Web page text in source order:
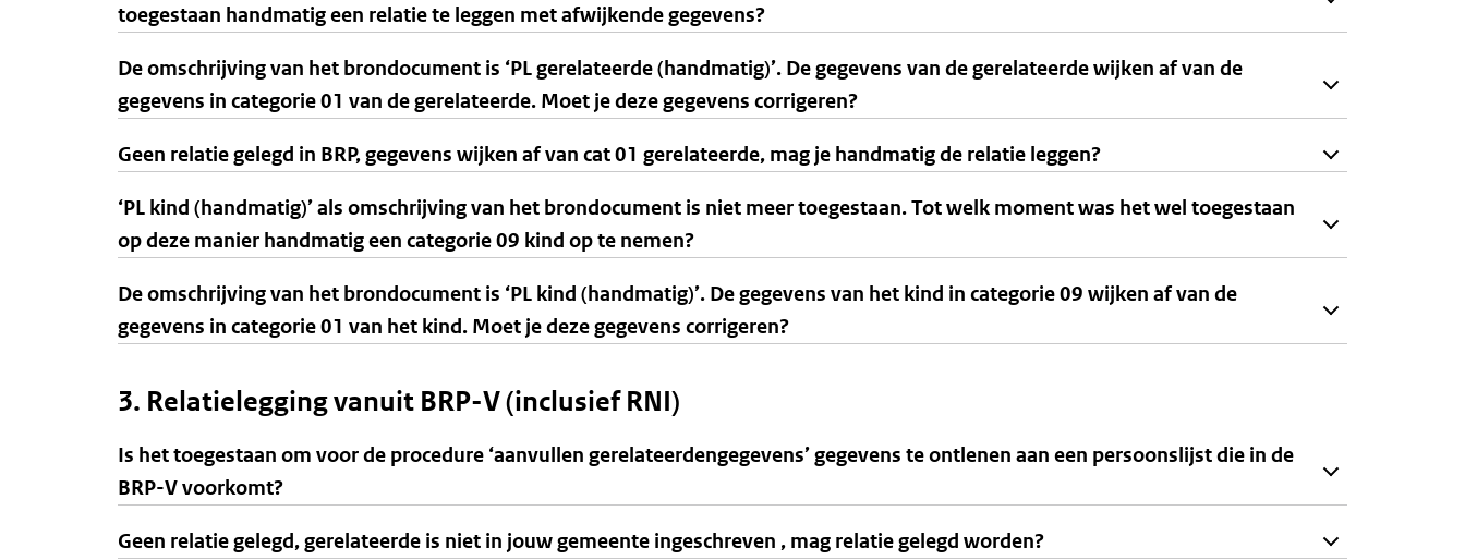
toegestaan handmatig een relatie te leggen met afwijkende gegevens?
De omschrijving van het brondocument is ‘PL gerelateerde (handmatig)’. De gegevens van de gerelateerde wijken af van de
gegevens in categorie 01 van de gerelateerde. Moet je deze gegevens corrigeren?
Geen relatie gelegd in BRP, gegevens wijken af van cat 01 gerelateerde, mag je handmatig de relatie leggen?
‘PL kind (handmatig)’ als omschrijving van het brondocument is niet meer toegestaan. Tot welk moment was het wel toegestaan
op deze manier handmatig een categorie 09 kind op te nemen?
De omschrijving van het brondocument is ‘PL kind (handmatig)’. De gegevens van het kind in categorie 09 wijken af van de
gegevens in categorie 01 van het kind. Moet je deze gegevens corrigeren?
3. Relatielegging vanuit BRP-V (inclusief RNI)
Is het toegestaan om voor de procedure ‘aanvullen gerelateerdengegevens’ gegevens te ontlenen aan een persoonslijst die in de
BRP-V voorkomt?
Geen relatie gelegd, gerelateerde is niet in jouw gemeente ingeschreven , mag relatie gelegd worden?